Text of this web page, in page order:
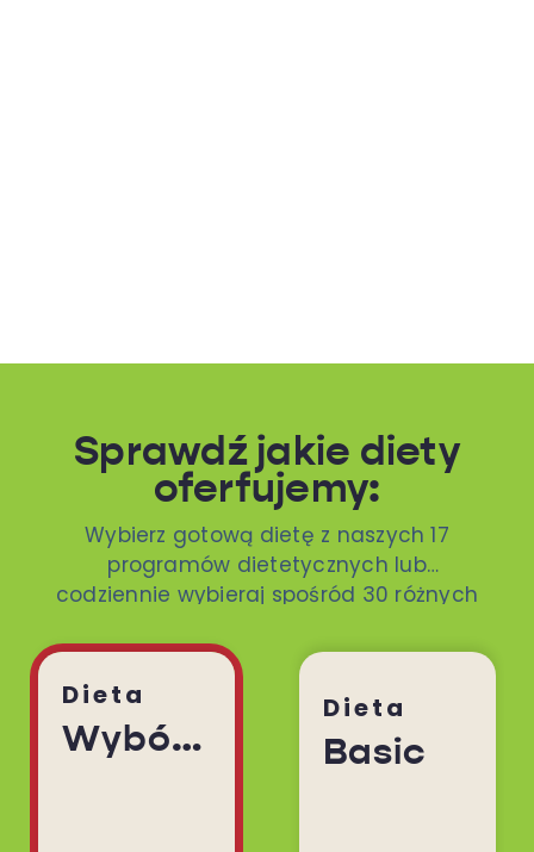
Sprawdź jakie diety
oferfujemy:
Wybierz gotową dietę z naszych 17
programów dietetycznych lub
codziennie wybieraj spośród 30 różnych
Dieta
Wybór Menu
Dieta
Basic